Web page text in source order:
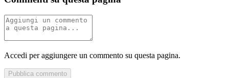
Accedi per aggiungere un commento su questa pagina.
Pubblica commento